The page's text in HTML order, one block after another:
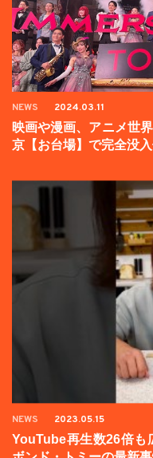
NEWS 2024.03.11
映画や漫画、アニメ世
京【お台場】で完全没
NEWS 2023.05.15
YouTube再生数26倍も